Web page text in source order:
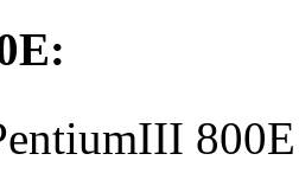
800E